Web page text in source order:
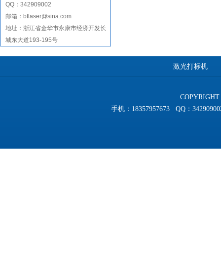
QQ：342909002
邮箱：btlaser@sina.com
地址： 浙江省金华市永康市经济开发长
城东大道193-195号
激光打标机
手机：18357957673 QQ：